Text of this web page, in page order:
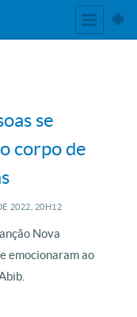
se
corpo de
2022, 20H12
Nova
emocionaram ao